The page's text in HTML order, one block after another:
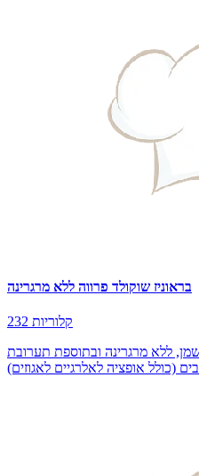
בראוניז שוקולד פרווה ללא מרגרינה
232 קלוריות
ללא מרגרינה ובתוספת תערובת
(כולל אופציה לאלרגיים לאגוזים)